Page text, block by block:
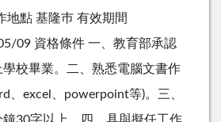
地點 基隆巿 有效期間
09 資格條件 一、教育部承認
校畢業。二、熟悉電腦文書作
、excel、powerpoint等)。三、
30字以上。四、具與擬任工作